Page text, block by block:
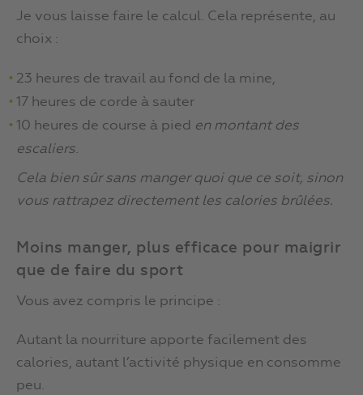
Je vous laisse faire le calcul. Cela représente, au
choix :
23 heures de travail au fond de la mine,
17 heures de corde à sauter
10 heures de course à pied en montant des
escaliers.
Cela bien sûr sans manger quoi que ce soit, sinon
vous rattrapez directement les calories brûlées.
Moins manger, plus efficace pour maigrir
que de faire du sport
Vous avez compris le principe :
Autant la nourriture apporte facilement des
calories, autant l’activité physique en consomme
peu.